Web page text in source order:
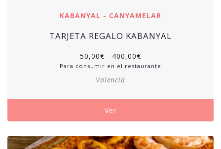
KABANYAL - CANYAMELAR
TARJETA REGALO KABANYAL
50,00€ - 400,00€
Para consumir en el restaurante
Valencia
Ver